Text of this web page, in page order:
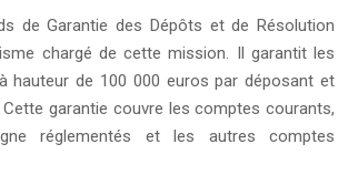
de Garantie des Dépôts et de Résolution
chargé de cette mission. Il garantit les
hauteur de 100 000 euros par déposant et
garantie couvre les comptes courants,
réglementés et les autres comptes